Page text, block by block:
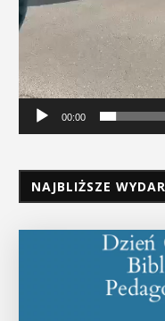
00:00
NAJBLIŻSZE